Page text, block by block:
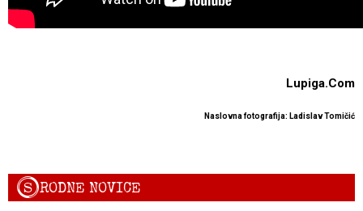
Lupiga.Com
Naslovna fotografija: Ladislav Tomičić
SRODNE NOVICE